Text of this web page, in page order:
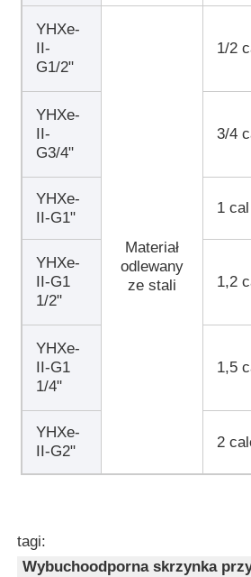
YHXe-
II-
G1/2"
Materiał
odlewany
ze stali
1/2
YHXe-
II-
G3/4"
3/4
YHXe-
II-G1"
1 cal
YHXe-
II-G1
1/2"
1,2
YHXe-
II-G1
1/4"
1,5
YHXe-
II-G2"
2
tagi:
Wybuchoodporna skrzynka